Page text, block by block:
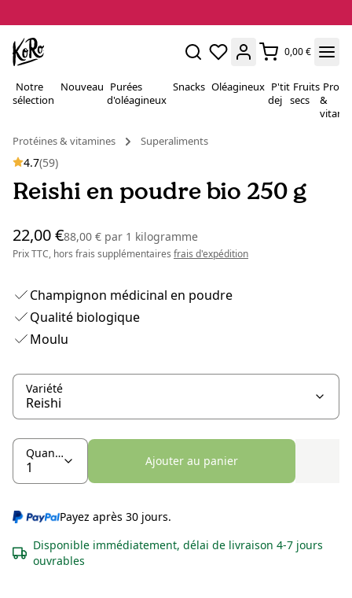
0,00 €
Notre
sélection
Nouveau Purées
d'oléagineux
Snacks Oléagineux P'tit
dej
Fruits
secs
&
Protéines & vitamines
Superaliments
4.7(59)
Reishi en poudre bio 250 g
22,00 €88,00 € par 1 kilogramme
Prix TTC, hors frais supplémentaires frais d'expédition
Champignon médicinal en poudre
Qualité biologique
Moulu
Variété
Quantité
Ajouter au panier
Payez après 30 jours.
Disponible immédiatement, délai de livraison 4-7 jours
ouvrables